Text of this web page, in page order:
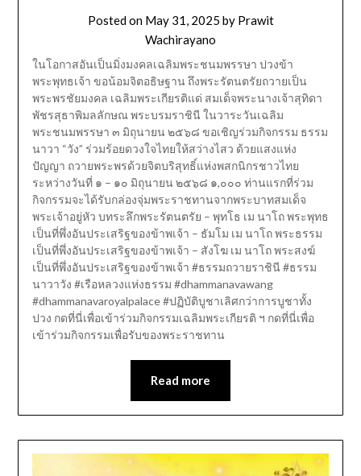
Posted on May 31, 2025 by Prawit
Wachirayano
ในโอกาสอันเป็นมิ่งมงคลเฉลิมพระชนมพรรษา ปวงข้า
พระพุทธเจ้า ขอน้อมจิตอธิษฐาน ถึงพระรัตนตรัยถวายเป็น
พระพรชัยมงคล เฉลิมพระเกียรติแด่ สมเด็จพระนางเจ้าสุทิดา
พัชรสุธาพิมลลักษณ พระบรมราชินี ในวาระวันเฉลิม
พระชนมพรรษา ๓ มิถุนายน ๒๕๖๘ ขอเชิญร่วมกิจกรรม ธรรม
นาวา “วัง” ร่วมร้อยดวงใจไทยให้สว่างไสว ด้วยแสงแห่ง
ปัญญา ถวายพระพรด้วยจิตบริสุทธิ์แห่งพสกนิกรชาวไทย
ระหว่างวันที่ ๑ – ๑๐ มิถุนายน ๒๕๖๘ ๑,๐๐๐ ท่านแรกที่ร่วม
กิจกรรมจะได้รับกล่องจุ่มพระราชทานจากพระบาทสมเด็จ
พระเจ้าอยู่หัว บทระลึกพระรัตนตรัย – พุทโธ เม นาโถ พระพุทธ
เป็นที่พึ่งอันประเสริฐของข้าพเจ้า – ธัมโม เม นาโถ พระธรรม
เป็นที่พึ่งอันประเสริฐของข้าพเจ้า – สังโฆ เม นาโถ พระสงฆ์
เป็นที่พึ่งอันประเสริฐของข้าพเจ้า #ธรรมถวายราชินี #ธรรม
นาวาวัง #เรือหลวงแห่งธรรม #dhammanavawang
#dhammanavaroyalpalace #ปฏิบัติบูชาเลิศกว่าการบูชาทั้ง
ปวง กดที่นี่เพื่อเข้าร่วมกิจกรรมเฉลิมพระเกียรติ ฯ กดที่นี่เพื่อ
เข้าร่วมกิจกรรมเพื่อรับของพระราชทาน
Read more